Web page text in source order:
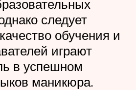
следует
обучения и
играют
в успешном
маникюра.